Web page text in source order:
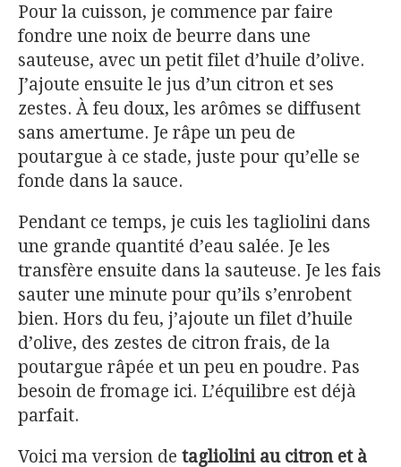
Pour la cuisson, je commence par faire
fondre une noix de beurre dans une
sauteuse, avec un petit filet d’huile d’olive.
J’ajoute ensuite le jus d’un citron et ses
zestes. À feu doux, les arômes se diffusent
sans amertume. Je râpe un peu de
poutargue à ce stade, juste pour qu’elle se
fonde dans la sauce.
Pendant ce temps, je cuis les tagliolini dans
une grande quantité d’eau salée. Je les
transfère ensuite dans la sauteuse. Je les fais
sauter une minute pour qu’ils s’enrobent
bien. Hors du feu, j’ajoute un filet d’huile
d’olive, des zestes de citron frais, de la
poutargue râpée et un peu en poudre. Pas
besoin de fromage ici. L’équilibre est déjà
parfait.
Voici ma version de tagliolini au citron et à